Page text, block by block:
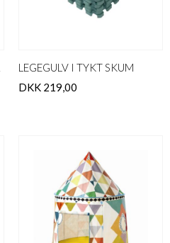
LEGEGULV I TYKT SKUM
DKK 219,00